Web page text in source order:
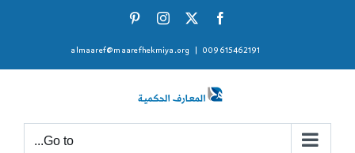
Facebook
X
Instagram
009615462191
almaaref@maarefhekmiya.org
Go to...